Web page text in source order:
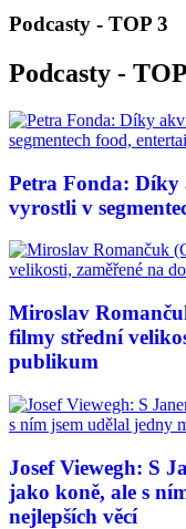
Podcasty - TOP 3
Podcasty -
Petra Fonda: Díky
vyrostli v
Miroslav
filmy střední
publikum
Josef Viewegh: S
jako koně, ale s
nejlepších věcí